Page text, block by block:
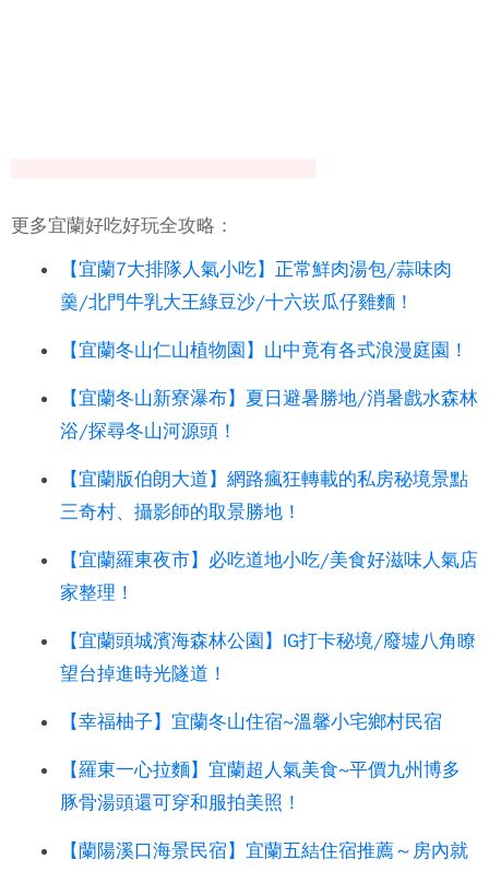
更多宜蘭好吃好玩全攻略：
【宜蘭7大排隊人氣小吃】正常鮮肉湯包/蒜味肉
羹/北門牛乳大王綠豆沙/十六崁瓜仔雞麵！
【宜蘭冬山仁山植物園】山中竟有各式浪漫庭園！
【宜蘭冬山新寮瀑布】夏日避暑勝地/消暑戲水森林
浴/探尋冬山河源頭！
【宜蘭版伯朗大道】網路瘋狂轉載的私房秘境景點
三奇村、攝影師的取景勝地！
【宜蘭羅東夜市】必吃道地小吃/美食好滋味人氣店
家整理！
【宜蘭頭城濱海森林公園】IG打卡秘境/廢墟八角瞭
望台掉進時光隧道！
【幸福柚子】宜蘭冬山住宿~溫馨小宅鄉村民宿
【羅東一心拉麵】宜蘭超人氣美食~平價九州博多
豚骨湯頭還可穿和服拍美照！
【蘭陽溪口海景民宿】宜蘭五結住宿推薦～房內就